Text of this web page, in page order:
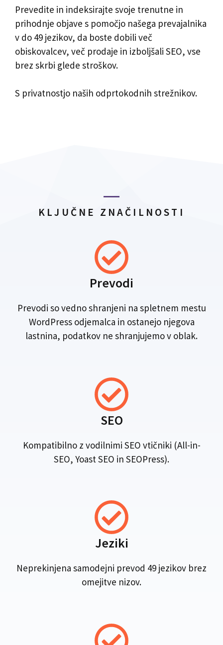
Prevedite in indeksirajte svoje trenutne in
prihodnje objave s pomočjo našega prevajalnika
v do 49 jezikov, da boste dobili več
obiskovalcev, več prodaje in izboljšali SEO, vse
brez skrbi glede stroškov.
S privatnostjo naših odprtokodnih strežnikov.
KLJUČNE ZNAČILNOSTI
Prevodi
Prevodi so vedno shranjeni na spletnem mestu
WordPress odjemalca in ostanejo njegova
lastnina, podatkov ne shranjujemo v oblak.
SEO
Kompatibilno z vodilnimi SEO vtičniki (All-in-
SEO, Yoast SEO in SEOPress).
Jeziki
Neprekinjena samodejni prevod 49 jezikov brez
omejitve nizov.